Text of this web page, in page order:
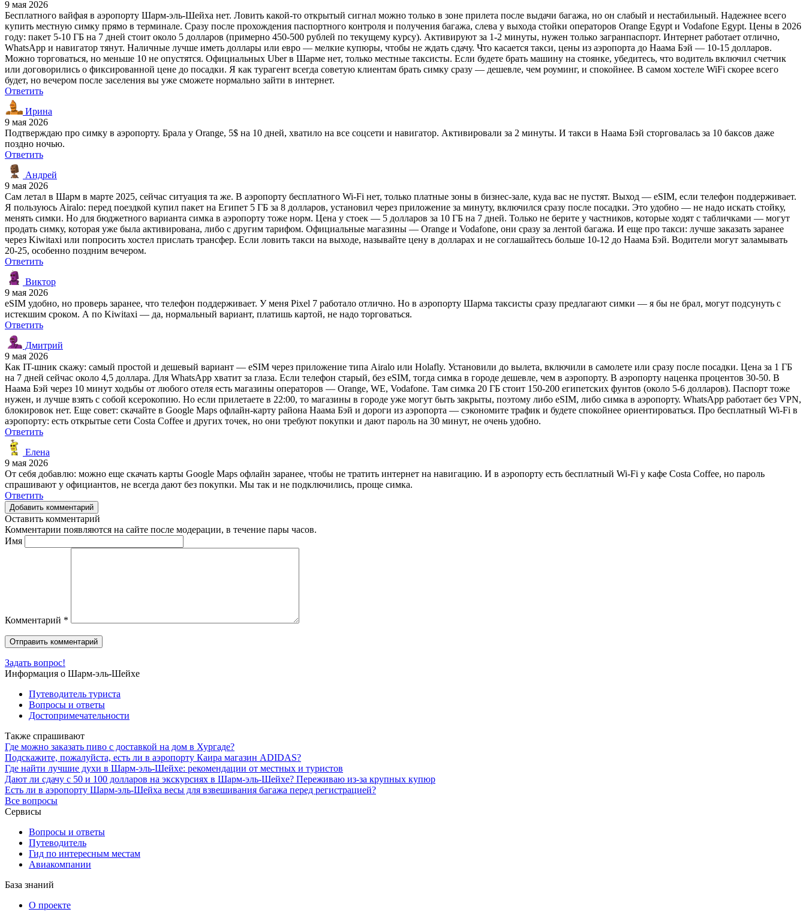
9 мая 2026
Бесплатного вайфая в аэропорту Шарм-эль-Шейха нет. Ловить какой-то открытый сигнал можно только в зоне прилета после выдачи багажа, но он слабый и нестабильный. Надежнее всего
купить местную симку прямо в терминале. Сразу после прохождения паспортного контроля и получения багажа, слева у выхода стойки операторов Orange Egypt и Vodafone Egypt. Цены в 2026
году: пакет 5-10 ГБ на 7 дней стоит около 5 долларов (примерно 450-500 рублей по текущему курсу). Активируют за 1-2 минуты, нужен только загранпаспорт. Интернет работает отлично,
WhatsApp и навигатор тянут. Наличные лучше иметь доллары или евро — мелкие купюры, чтобы не ждать сдачу. Что касается такси, цены из аэропорта до Наама Бэй — 10-15 долларов.
Можно торговаться, но меньше 10 не опустятся. Официальных Uber в Шарме нет, только местные таксисты. Если будете брать машину на стоянке, убедитесь, что водитель включил счетчик
или договорились о фиксированной цене до посадки. Я как турагент всегда советую клиентам брать симку сразу — дешевле, чем роуминг, и спокойнее. В самом хостеле WiFi скорее всего
будет, но вечером после заселения вы уже сможете нормально зайти в интернет.
Ответить
Ирина
9 мая 2026
Подтверждаю про симку в аэропорту. Брала у Orange, 5$ на 10 дней, хватило на все соцсети и навигатор. Активировали за 2 минуты. И такси в Наама Бэй сторговалась за 10 баксов даже
поздно ночью.
Ответить
Андрей
9 мая 2026
Сам летал в Шарм в марте 2025, сейчас ситуация та же. В аэропорту бесплатного Wi-Fi нет, только платные зоны в бизнес-зале, куда вас не пустят. Выход — eSIM, если телефон поддерживает.
Я пользуюсь Airalo: перед поездкой купил пакет на Египет 5 ГБ за 8 долларов, установил через приложение за минуту, включился сразу после посадки. Это удобно — не надо искать стойку,
менять симки. Но для бюджетного варианта симка в аэропорту тоже норм. Цена у стоек — 5 долларов за 10 ГБ на 7 дней. Только не берите у частников, которые ходят с табличками — могут
продать симку, которая уже была активирована, либо с другим тарифом. Официальные магазины — Orange и Vodafone, они сразу за лентой багажа. И еще про такси: лучше заказать заранее
через Kiwitaxi или попросить хостел прислать трансфер. Если ловить такси на выходе, называйте цену в долларах и не соглашайтесь больше 10-12 до Наама Бэй. Водители могут заламывать
20-25, особенно поздним вечером.
Ответить
Виктор
9 мая 2026
eSIM удобно, но проверь заранее, что телефон поддерживает. У меня Pixel 7 работало отлично. Но в аэропорту Шарма таксисты сразу предлагают симки — я бы не брал, могут подсунуть с
истекшим сроком. А по Kiwitaxi — да, нормальный вариант, платишь картой, не надо торговаться.
Ответить
Дмитрий
9 мая 2026
Как IT-шник скажу: самый простой и дешевый вариант — eSIM через приложение типа Airalo или Holafly. Установили до вылета, включили в самолете или сразу после посадки. Цена за 1 ГБ
на 7 дней сейчас около 4,5 доллара. Для WhatsApp хватит за глаза. Если телефон старый, без eSIM, тогда симка в городе дешевле, чем в аэропорту. В аэропорту наценка процентов 30-50. В
Наама Бэй через 10 минут ходьбы от любого отеля есть магазины операторов — Orange, WE, Vodafone. Там симка 20 ГБ стоит 150-200 египетских фунтов (около 5-6 долларов). Паспорт тоже
нужен, и лучше взять с собой ксерокопию. Но если прилетаете в 22:00, то магазины в городе уже могут быть закрыты, поэтому либо eSIM, либо симка в аэропорту. WhatsApp работает без VPN,
блокировок нет. Еще совет: скачайте в Google Maps офлайн-карту района Наама Бэй и дороги из аэропорта — сэкономите трафик и будете спокойнее ориентироваться. Про бесплатный Wi-Fi в
аэропорту: есть открытые сети Costa Coffee и других точек, но они требуют покупки и дают пароль на 30 минут, не очень удобно.
Ответить
Елена
9 мая 2026
От себя добавлю: можно еще скачать карты Google Maps офлайн заранее, чтобы не тратить интернет на навигацию. И в аэропорту есть бесплатный Wi-Fi у кафе Costa Coffee, но пароль
спрашивают у официантов, не всегда дают без покупки. Мы так и не подключились, проще симка.
Ответить
Добавить комментарий
Оставить комментарий
Комментарии появляются на сайте после модерации, в течение пары часов.
Имя
Комментарий *
Задать вопрос!
Информация о Шарм-эль-Шейхе
Путеводитель туриста
Вопросы и ответы
Достопримечательности
Также спрашивают
Где можно заказать пиво с доставкой на дом в Хургаде?
Подскажите, пожалуйста, есть ли в аэропорту Каира магазин ADIDAS?
Где найти лучшие духи в Шарм-эль-Шейхе: рекомендации от местных и туристов
Дают ли сдачу с 50 и 100 долларов на экскурсиях в Шарм-эль-Шейхе? Переживаю из-за крупных купюр
Есть ли в аэропорту Шарм-эль-Шейха весы для взвешивания багажа перед регистрацией?
Все вопросы
Сервисы
Вопросы и ответы
Путеводитель
Гид по интересным местам
Авиакомпании
База знаний
О проекте